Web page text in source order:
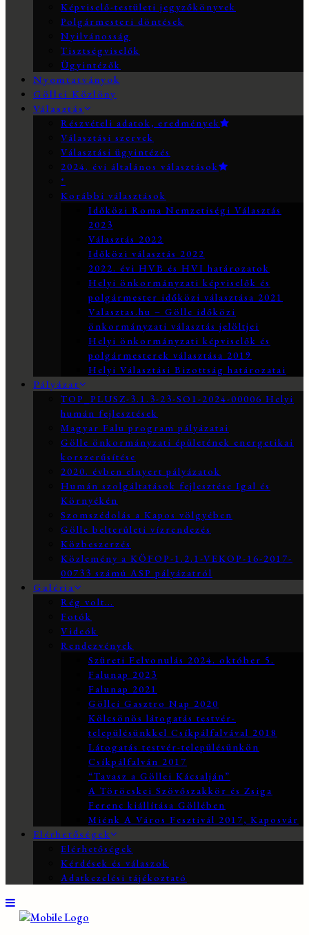
Képviselő-testületi jegyzőkönyvek
Polgármesteri döntések
Nyilvánosság
Tisztségviselők
Ügyintézők
Nyomtatványok
Göllei Közlöny
Választás
Részvételi adatok, eredmények
Választási szervek
Választási ügyintézés
2024. évi általános választások
*
Korábbi választások
Időközi Roma Nemzetiségi Választás
2023
Választás 2022
Időközi választás 2022
2022. évi HVB és HVI határozatok
Helyi önkormányzati képviselők és
polgármester időközi választása 2021
Valasztas.hu – Gölle időközi
önkormányzati választás jelöltjei
Helyi önkormányzati képviselők és
polgármesterek választása 2019
Helyi Választási Bizottság határozatai
Pályázat
TOP_PLUSZ-3.1.3-23-SO1-2024-00006 Helyi
humán fejlesztések
Magyar Falu program pályázatai
Gölle önkormányzati épületének energetikai
korszerűsítése
2020. évben elnyert pályázatok
Humán szolgáltatások fejlesztése Igal és
Környékén
Szomszédolás a Kapos völgyében
Gölle belterületi vízrendezés
Közbeszerzés
Közlemény a KÖFOP-1.2.1-VEKOP-16-2017-
00733 számú ASP pályázatról
Galéria
Rég volt…
Fotók
Videók
Rendezvények
Szüreti Felvonulás 2024. október 5.
Falunap 2023
Falunap 2021
Göllei Gasztro Nap 2020
Kölcsönös látogatás testvér-
településünkkel Csíkpálfalvával 2018
Látogatás testvér-településünkön
Csíkpálfalván 2017
“Tavasz a Göllei Kácsalján”
A Töröcskei Szövőszakkör és Zsiga
Ferenc kiállítása Göllében
Miénk A Város Fesztivál 2017, Kaposvár
Elérhetőségek
Elérhetőségek
Kérdések és válaszok
Adatkezelési tájékoztató